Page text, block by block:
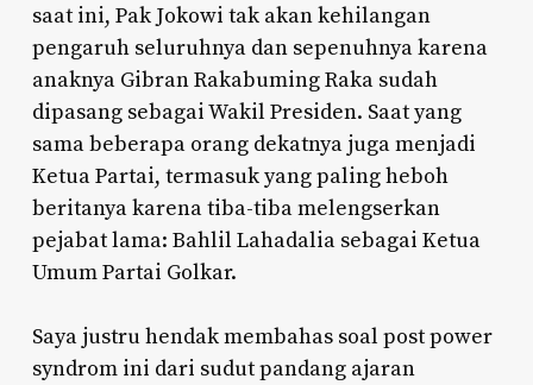
saat ini, Pak Jokowi tak akan kehilangan
pengaruh seluruhnya dan sepenuhnya karena
anaknya Gibran Rakabuming Raka sudah
dipasang sebagai Wakil Presiden. Saat yang
sama beberapa orang dekatnya juga menjadi
Ketua Partai, termasuk yang paling heboh
beritanya karena tiba-tiba melengserkan
pejabat lama: Bahlil Lahadalia sebagai Ketua
Umum Partai Golkar.
Saya justru hendak membahas soal post power
syndrom ini dari sudut pandang ajaran